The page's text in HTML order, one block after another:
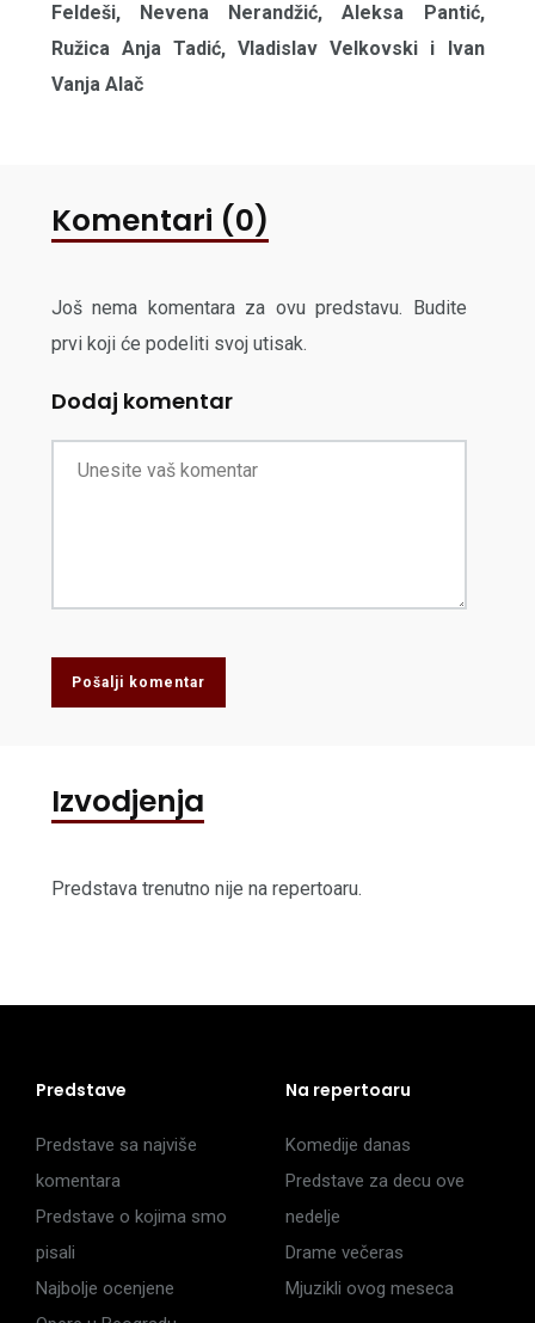
Feldeši, Nevena Nerandžić, Aleksa Pantić,
Ružica Anja Tadić, Vladislav Velkovski i Ivan
Vanja Alač
Komentari (0)
Još nema komentara za ovu predstavu. Budite
prvi koji će podeliti svoj utisak.
Dodaj komentar
Pošalji komentar
Izvodjenja
Predstava trenutno nije na repertoaru.
Predstave
Predstave sa najviše
komentara
Predstave o kojima smo
pisali
Najbolje ocenjene
Na repertoaru
Komedije danas
Predstave za decu ove
nedelje
Drame večeras
Mjuzikli ovog meseca